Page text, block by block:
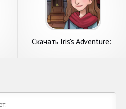
Скачать Iris's Adventure: